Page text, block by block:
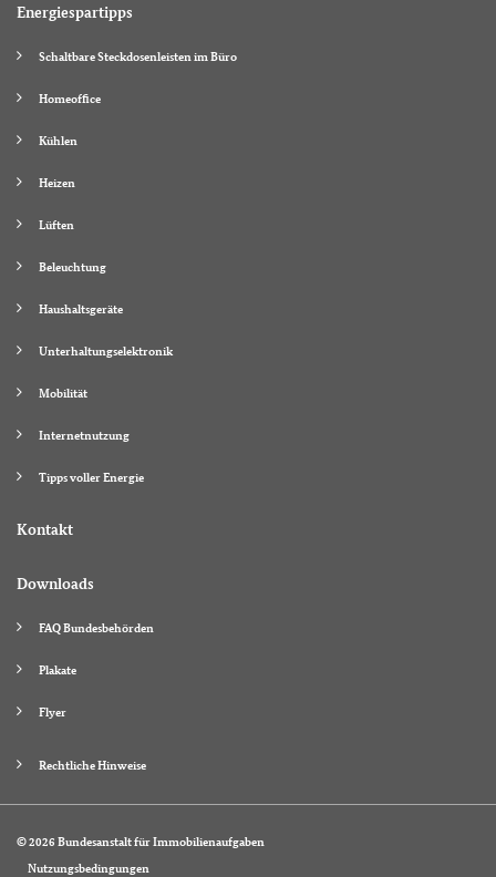
Energiespartipps
Schaltbare Steckdosenleisten im Büro
Homeoffice
Kühlen
Heizen
Lüften
Beleuchtung
Haushaltsgeräte
Unterhaltungselektronik
Mobilität
Internetnutzung
Tipps voller Energie
Kontakt
Downloads
FAQ Bundesbehörden
Plakate
Flyer
Rechtliche Hinweise
© 2026 Bundesanstalt für Immobilienaufgaben
Nutzungsbedingungen